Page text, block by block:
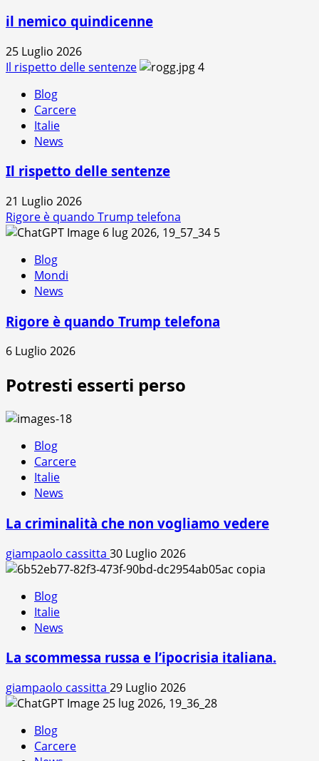
il nemico quindicenne
25 Luglio 2026
Il rispetto delle sentenze
4
Blog
Carcere
Italie
News
Il rispetto delle sentenze
21 Luglio 2026
Rigore è quando Trump telefona
5
Blog
Mondi
News
Rigore è quando Trump telefona
6 Luglio 2026
Potresti esserti perso
Blog
Carcere
Italie
News
La criminalità che non vogliamo vedere
giampaolo cassitta 30 Luglio 2026
Blog
Italie
News
La scommessa russa e l’ipocrisia italiana.
giampaolo cassitta 29 Luglio 2026
Blog
Carcere